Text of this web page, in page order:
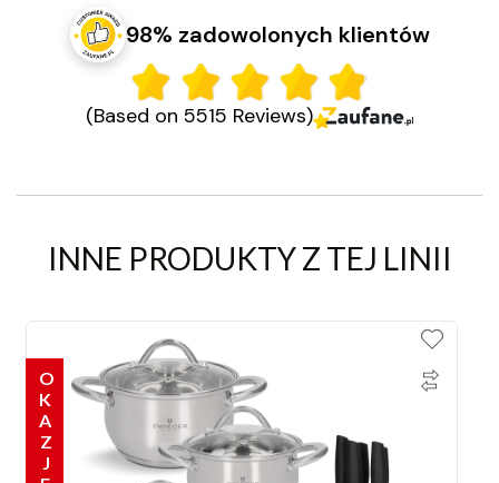
98% zadowolonych klientów
(Based on 5515 Reviews)
INNE PRODUKTY Z TEJ LINII
OKAZJE